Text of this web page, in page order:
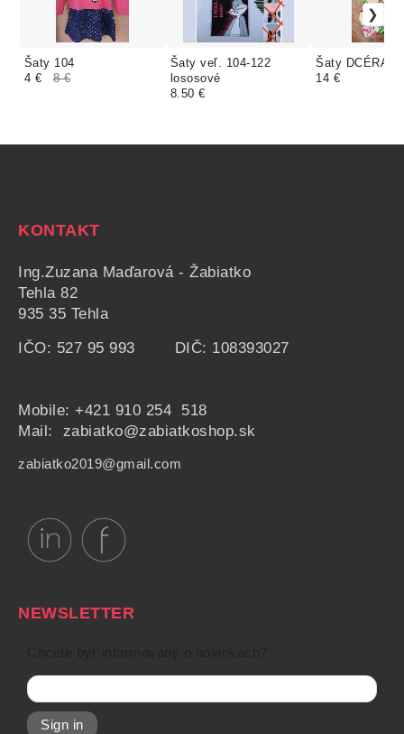
Šaty 104
4 € 8 €
Šaty veľ. 104-122
lososové
8.50 €
Šaty DCÉRA
14 €
KONTAKT
Ing.Zuzana Maďarová - Žabiatko
Tehla 82
935 35 Tehla
IČO: 527 95 993 DIČ: 108393027
Mobile: +421 910 254 518
Mail: zabiatko@zabiatkoshop.sk
zabiatko2019@gmail.com
NEWSLETTER
Sign in